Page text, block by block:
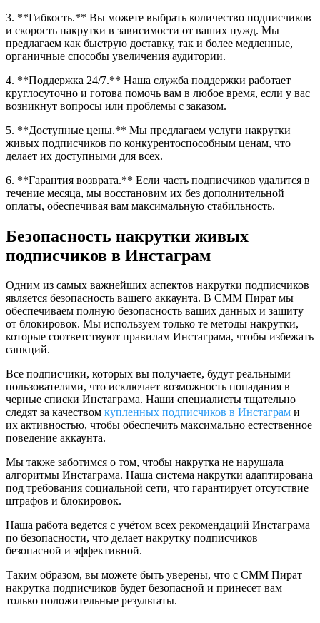
3. **Гибкость.** Вы можете выбрать количество подписчиков
и скорость накрутки в зависимости от ваших нужд. Мы
предлагаем как быструю доставку, так и более медленные,
органичные способы увеличения аудитории.
4. **Поддержка 24/7.** Наша служба поддержки работает
круглосуточно и готова помочь вам в любое время, если у вас
возникнут вопросы или проблемы с заказом.
5. **Доступные цены.** Мы предлагаем услуги накрутки
живых подписчиков по конкурентоспособным ценам, что
делает их доступными для всех.
6. **Гарантия возврата.** Если часть подписчиков удалится в
течение месяца, мы восстановим их без дополнительной
оплаты, обеспечивая вам максимальную стабильность.
Безопасность накрутки живых
подписчиков в Инстаграм
Одним из самых важнейших аспектов накрутки подписчиков
является безопасность вашего аккаунта. В СММ Пират мы
обеспечиваем полную безопасность ваших данных и защиту
от блокировок. Мы используем только те методы накрутки,
которые соответствуют правилам Инстаграма, чтобы избежать
санкций.
Все подписчики, которых вы получаете, будут реальными
пользователями, что исключает возможность попадания в
черные списки Инстаграма. Наши специалисты тщательно
следят за качеством купленных подписчиков в Инстаграм и
их активностью, чтобы обеспечить максимально естественное
поведение аккаунта.
Мы также заботимся о том, чтобы накрутка не нарушала
алгоритмы Инстаграма. Наша система накрутки адаптирована
под требования социальной сети, что гарантирует отсутствие
штрафов и блокировок.
Наша работа ведется с учётом всех рекомендаций Инстаграма
по безопасности, что делает накрутку подписчиков
безопасной и эффективной.
Таким образом, вы можете быть уверены, что с СММ Пират
накрутка подписчиков будет безопасной и принесет вам
только положительные результаты.